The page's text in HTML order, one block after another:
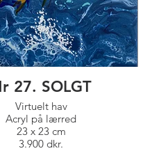
27. SOLGT
Virtuelt hav
Acryl på lærred
23 x 23 cm
3.900 dkr.